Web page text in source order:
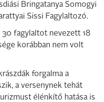
Bringatanya Somogyi
Sissi Fagylaltozó.
30 fagylaltot nevezett 18
korábban nem volt
forgalma a
a versenynek tehát
élénkítő hatása is